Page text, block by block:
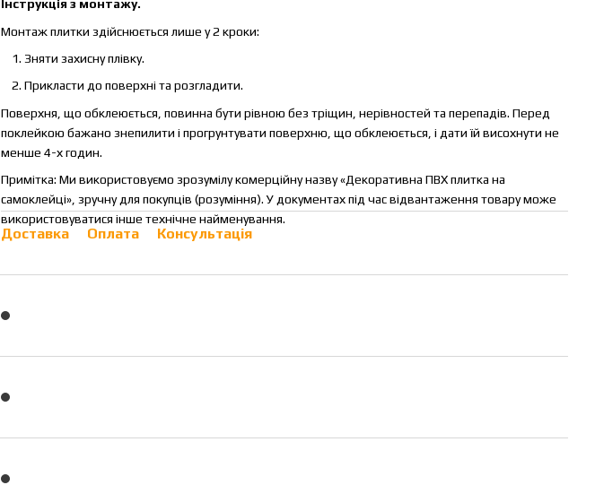
Інструкція з монтажу.
Монтаж плитки здійснюється лише у 2 кроки:
Зняти захисну плівку.
Прикласти до поверхні та розгладити.
Поверхня, що обклеюється, повинна бути рівною без тріщин, нерівностей та перепадів. Перед
поклейкою бажано знепилити і прогрунтувати поверхню, що обклеюється, і дати їй висохнути не
менше 4-х годин.
Примітка: Ми використовуємо зрозумілу комерційну назву «Декоративна ПВХ плитка на
самоклейці», зручну для покупців (розуміння). У документах під час відвантаження товару може
використовуватися інше технічне найменування.
Доставка Оплата Консультація